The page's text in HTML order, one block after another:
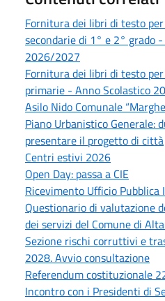
Fornitura dei libri di testo
secondarie di 1° e 2° grado
2026/2027
Fornitura dei libri di testo
primarie - Anno Scolastico
Asilo Nido Comunale
Piano Urbanistico Generale:
presentare il progetto di città
Centri estivi 2026
Open Day: passa a CIE
Ricevimento Ufficio Pubblica
Questionario di valutazione
dei servizi del Comune di
Sezione rischi corruttivi e
2028. Avvio consultazione
Referendum costituzionale
Incontro con i Presidenti di